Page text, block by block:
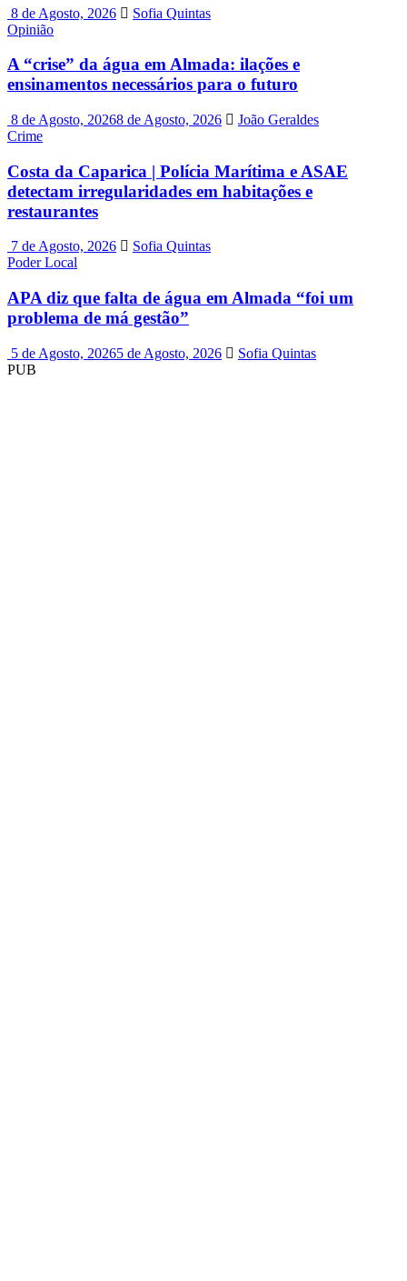
8 de Agosto, 2026
Sofia Quintas
Opinião
A “crise” da água em Almada: ilações e
ensinamentos necessários para o futuro
8 de Agosto, 20268 de Agosto, 2026
João Geraldes
Crime
Costa da Caparica | Polícia Marítima e ASAE
detectam irregularidades em habitações e
restaurantes
7 de Agosto, 2026
Sofia Quintas
Poder Local
APA diz que falta de água em Almada “foi um
problema de má gestão”
5 de Agosto, 20265 de Agosto, 2026
Sofia Quintas
PUB